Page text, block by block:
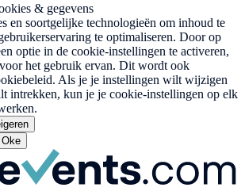
& gegevens
en soortgelijke technologieën om inhoud te
te optimaliseren. Door op
optie in de cookie-instellingen te activeren,
het gebruik ervan. Dit wordt ook
Als je je instellingen wilt wijzigen
intrekken, kun je je cookie-instellingen op elk
Oke